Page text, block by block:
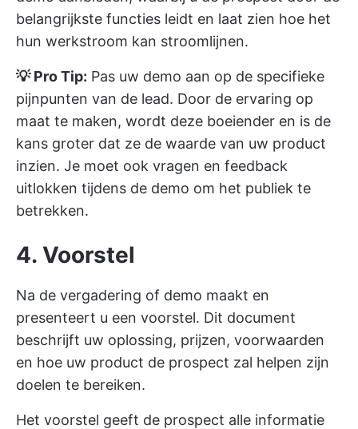
belangrijkste functies leidt en laat zien hoe het
hun werkstroom kan stroomlijnen.
💡 Pro Tip: Pas uw demo aan op de specifieke
pijnpunten van de lead. Door de ervaring op
maat te maken, wordt deze boeiender en is de
kans groter dat ze de waarde van uw product
inzien. Je moet ook vragen en feedback
uitlokken tijdens de demo om het publiek te
betrekken.
4. Voorstel
Na de vergadering of demo maakt en
presenteert u een voorstel. Dit document
beschrijft uw oplossing, prijzen, voorwaarden
en hoe uw product de prospect zal helpen zijn
doelen te bereiken.
Het voorstel geeft de prospect alle informatie